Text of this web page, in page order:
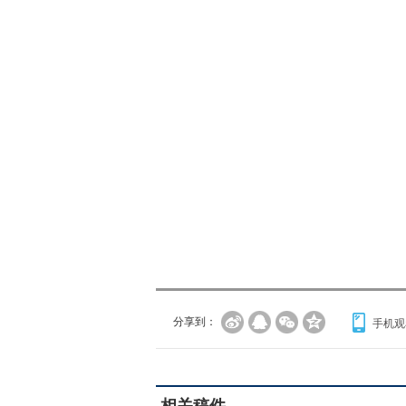
分享到： 手机